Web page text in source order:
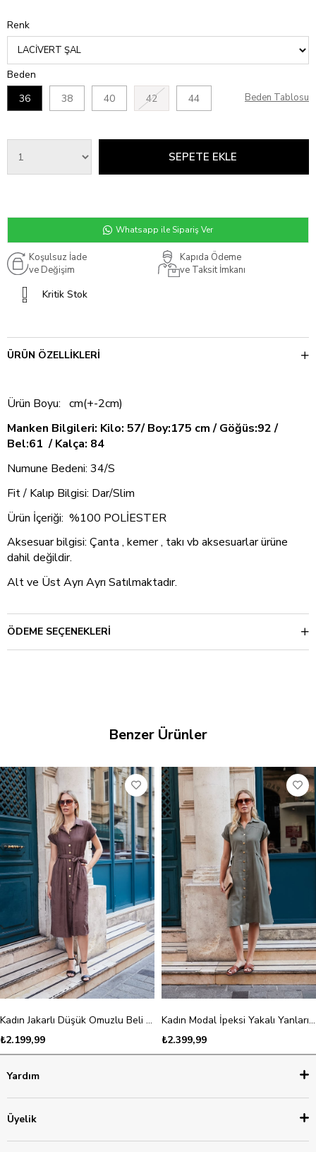
Renk
Beden
36
38 40 42 44 Beden Tablosu
Whatsapp ile Sipariş Ver
Koşulsuz İade
ve Değişim
Kapıda Ödeme
ve Taksit İmkanı
Kritik Stok
ÜRÜN ÖZELLIKLERI
Ürün Boyu: cm(+-2cm)
Manken Bilgileri: Kilo: 57/ Boy:175 cm / Göğüs:92 /
Bel:61 / Kalça: 84
Numune Bedeni: 34/S
Fit / Kalıp Bilgisi: Dar/Slim
Ürün İçeriği: %100 POLİESTER
Aksesuar bilgisi: Çanta , kemer , takı vb aksesuarlar ürüne
dahil değildir.
Alt ve Üst Ayrı Ayrı Satılmaktadır.
ÖDEME SEÇENEKLERI
Benzer Ürünler
Kadın Jakarlı Düşük Omuzlu Beli Büzgülü Cepli Midi Boy Elbise-Kahve
₺2.199,99
Kadın Modal İpeksi Yakalı Yanları D Tokalı Diz Altı Cepli Elbise-Haki
₺2.399,99
Yardım
Üyelik